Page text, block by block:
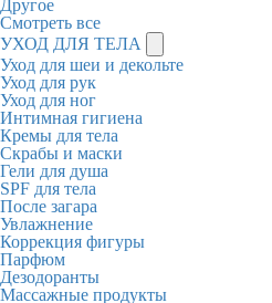
Другое
Смотреть все
УХОД ДЛЯ ТЕЛА
Уход для шеи и декольте
Уход для рук
Уход для ног
Интимная гигиена
Кремы для тела
Скрабы и маски
Гели для душа
SPF для тела
После загара
Увлажнение
Коррекция фигуры
Парфюм
Дезодоранты
Массажные продукты